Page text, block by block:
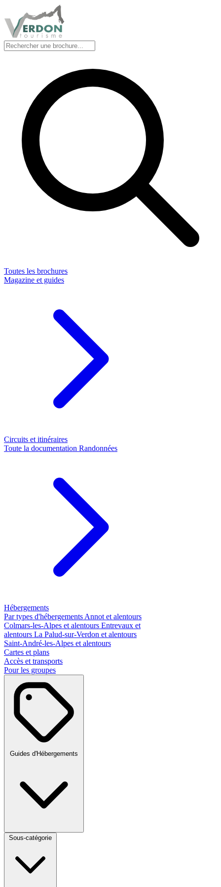
Toutes les brochures
Magazine et guides
Circuits et itinéraires
Toute la documentation Randonnées
Hébergements
Par types d'hébergements Annot et alentours
Colmars-les-Alpes et alentours Entrevaux et
alentours La Palud-sur-Verdon et alentours
Saint-André-les-Alpes et alentours
Cartes et plans
Accès et transports
Pour les groupes
Guides d'Hébergements
Sous-catégorie